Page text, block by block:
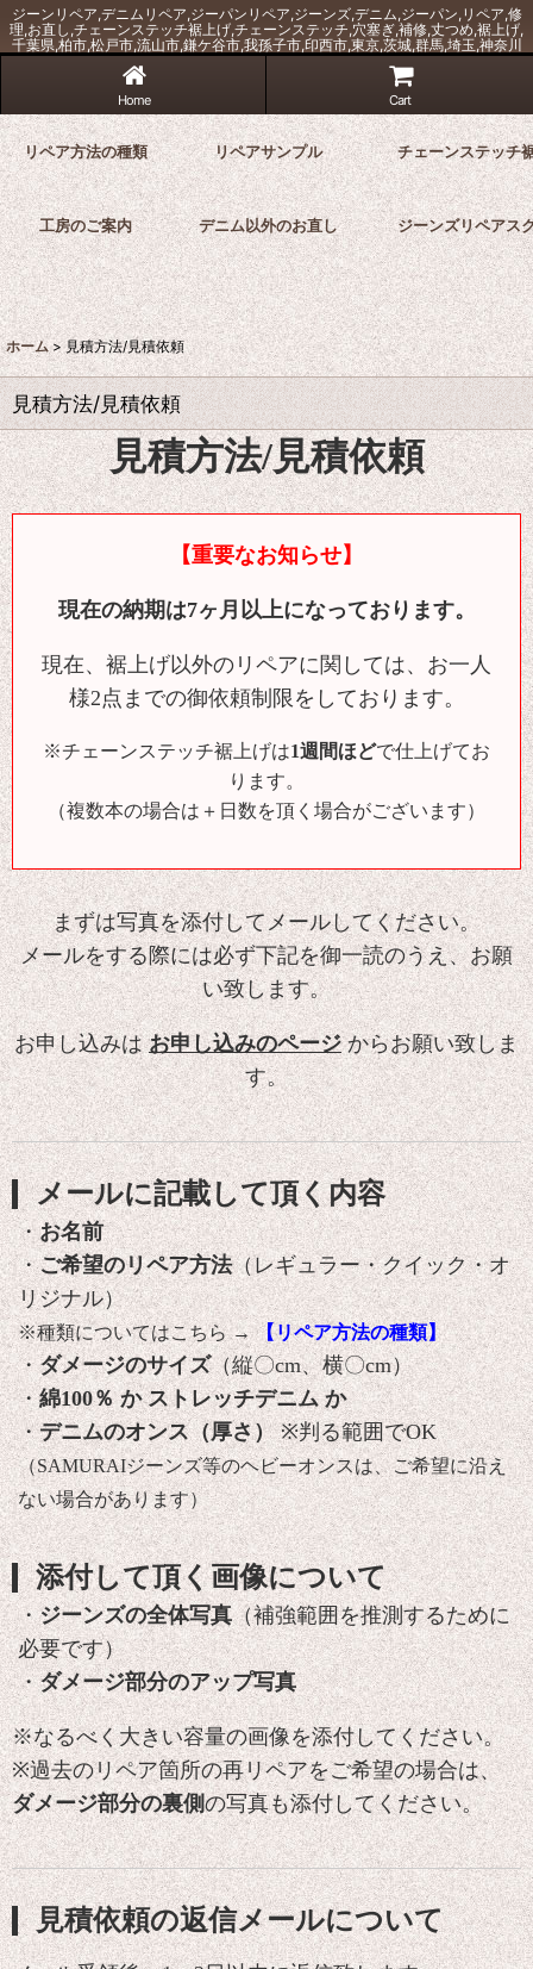
ジーンリペア,デニムリペア,ジーパンリペア,ジーンズ,デニム,ジーパン,リペア,修
理,お直し,チェーンステッチ裾上げ,チェーンステッチ,穴塞ぎ,補修,丈つめ,裾上げ,
千葉県,柏市,松戸市,流山市,鎌ケ谷市,我孫子市,印西市,東京,茨城,群馬,埼玉,神奈川
Home Cart
リペア方法の種類 リペアサンプル チェーンステッチ
工房のご案内 デニム以外のお直し ジーンズリペアス
ホーム > 見積方法/見積依頼
見積方法/見積依頼
見積方法/見積依頼
【重要なお知らせ】
現在の納期は7ヶ月以上になっております。
現在、裾上げ以外のリペアに関しては、お一人
様2点までの御依頼制限をしております。
※チェーンステッチ裾上げは1週間ほどで仕上げてお
ります。
（複数本の場合は＋日数を頂く場合がございます）
まずは写真を添付してメールしてください。
メールをする際には必ず下記を御一読のうえ、お願
い致します。
お申し込みはお申し込みのページからお願い致しま
す。
メールに記載して頂く内容
・お名前
・ご希望のリペア方法（レギュラー・クイック・オ
リジナル）
※種類についてはこちら → 【リペア方法の種類】
・ダメージのサイズ（縦〇cm、横〇cm）
・綿100％ か ストレッチデニム か
・デニムのオンス（厚さ）※判る範囲でOK
（SAMURAIジーンズ等のヘビーオンスは、ご希望に沿え
ない場合があります）
添付して頂く画像について
・ジーンズの全体写真（補強範囲を推測するために
必要です）
・ダメージ部分のアップ写真
※なるべく大きい容量の画像を添付してください。
※過去のリペア箇所の再リペアをご希望の場合は、
ダメージ部分の裏側の写真も添付してください。
見積依頼の返信メールについて